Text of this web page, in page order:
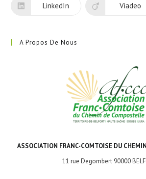
LinkedIn Viadeo
A Propos De Nous
ASSOCIATION FRANC-COMTOISE DU
11 rue Degombert 90000